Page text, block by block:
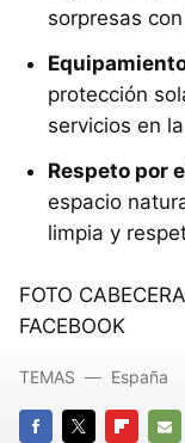
sorpresas
protección
servicios en
Respeto por
espacio
limpia y
FOTO
FACEBOOK
TEMAS España